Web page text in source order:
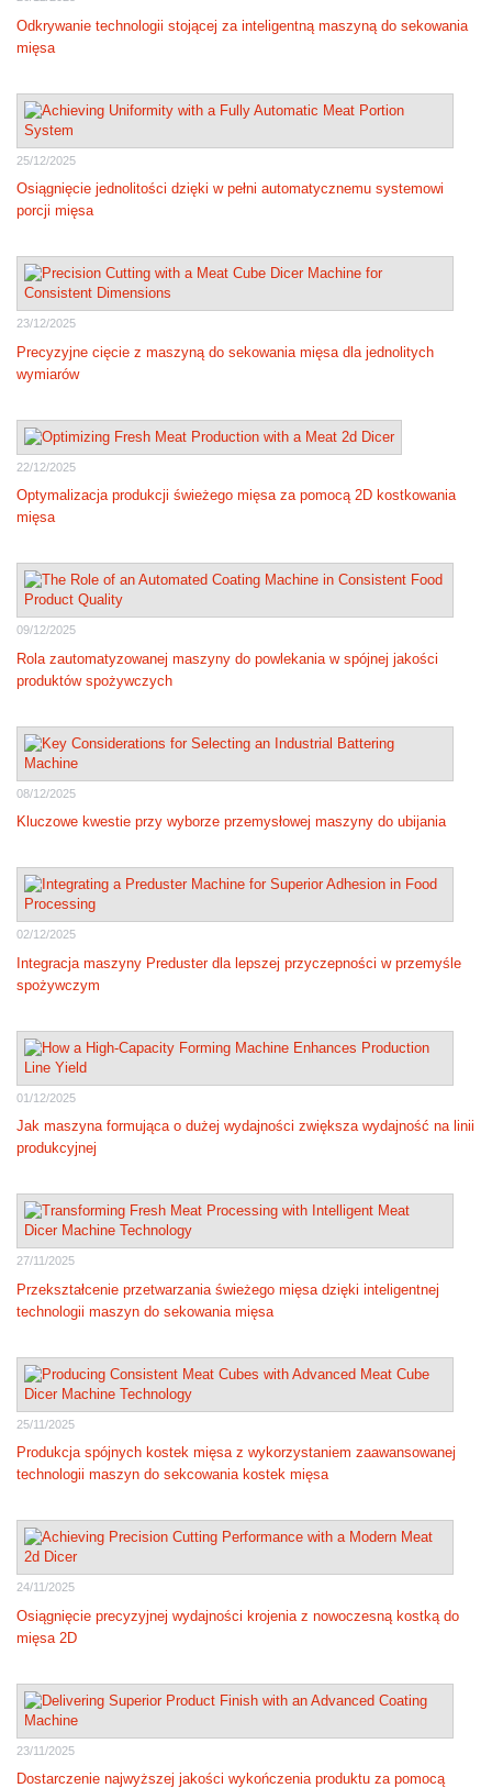
Odkrywanie technologii stojącej za inteligentną maszyną do sekowania
mięsa
25/12/2025
Osiągnięcie jednolitości dzięki w pełni automatycznemu systemowi
porcji mięsa
23/12/2025
Precyzyjne cięcie z maszyną do sekowania mięsa dla jednolitych
wymiarów
22/12/2025
Optymalizacja produkcji świeżego mięsa za pomocą 2D kostkowania
mięsa
09/12/2025
Rola zautomatyzowanej maszyny do powlekania w spójnej jakości
produktów spożywczych
08/12/2025
Kluczowe kwestie przy wyborze przemysłowej maszyny do ubijania
02/12/2025
Integracja maszyny Preduster dla lepszej przyczepności w przemyśle
spożywczym
01/12/2025
Jak maszyna formująca o dużej wydajności zwiększa wydajność na linii
produkcyjnej
27/11/2025
Przekształcenie przetwarzania świeżego mięsa dzięki inteligentnej
technologii maszyn do sekowania mięsa
25/11/2025
Produkcja spójnych kostek mięsa z wykorzystaniem zaawansowanej
technologii maszyn do sekcowania kostek mięsa
24/11/2025
Osiągnięcie precyzyjnej wydajności krojenia z nowoczesną kostką do
mięsa 2D
23/11/2025
Dostarczenie najwyższej jakości wykończenia produktu za pomocą